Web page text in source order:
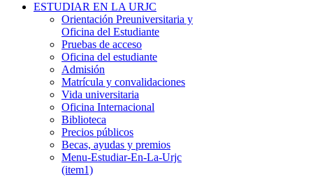
ESTUDIAR EN LA URJC
Orientación Preuniversitaria y
Oficina del Estudiante
Pruebas de acceso
Oficina del estudiante
Admisión
Matrícula y convalidaciones
Vida universitaria
Oficina Internacional
Biblioteca
Precios públicos
Becas, ayudas y premios
Menu-Estudiar-En-La-Urjc
(item1)